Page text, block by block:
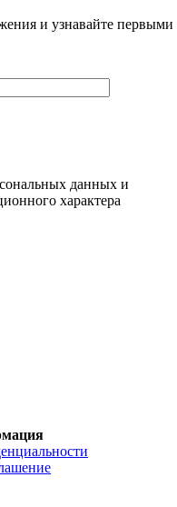
и узнавайте первыми
данных и
характера